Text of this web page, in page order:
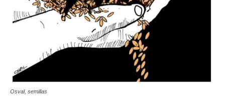
Osval, semillas